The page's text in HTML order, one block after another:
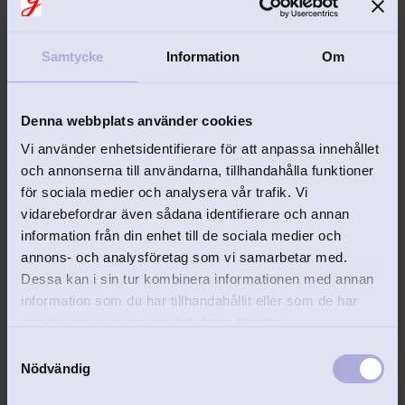
Samtycke Information Om
Denna webbplats använder cookies
Vi använder enhetsidentifierare för att anpassa innehållet
och annonserna till användarna, tillhandahålla funktioner
för sociala medier och analysera vår trafik. Vi
vidarebefordrar även sådana identifierare och annan
information från din enhet till de sociala medier och
annons- och analysföretag som vi samarbetar med.
Dessa kan i sin tur kombinera informationen med annan
information som du har tillhandahållit eller som de har
Nödvändig
Barnbestick Pettson &
Findus 3-del RF
Riktigt fint barnbestick
Pettson & Findus med gravyr.
449kr
Barnmugg Bamse
rostfritt stål
Barnmugg Bamse "Världens
starkaste björn" i rostfritt stål-
298kr